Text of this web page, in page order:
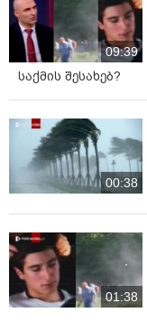
09:39
საქმის შესახებ?
00:38
01:38